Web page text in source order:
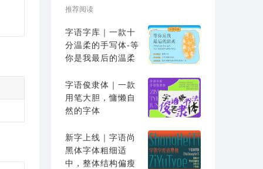
推荐阅读
字语字库｜一款十
分温柔的手写体-等
你是我最后的温柔
字语俊隶体｜一款
用笔大胆，慵懒自
然的字体
新字上线｜字语尚
黑体字体粗细适
中，整体结构偏瘦